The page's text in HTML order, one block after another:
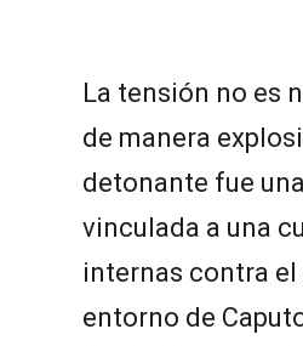
La tensión no es
de manera
detonante fue
vinculada a una
internas contra
entorno de